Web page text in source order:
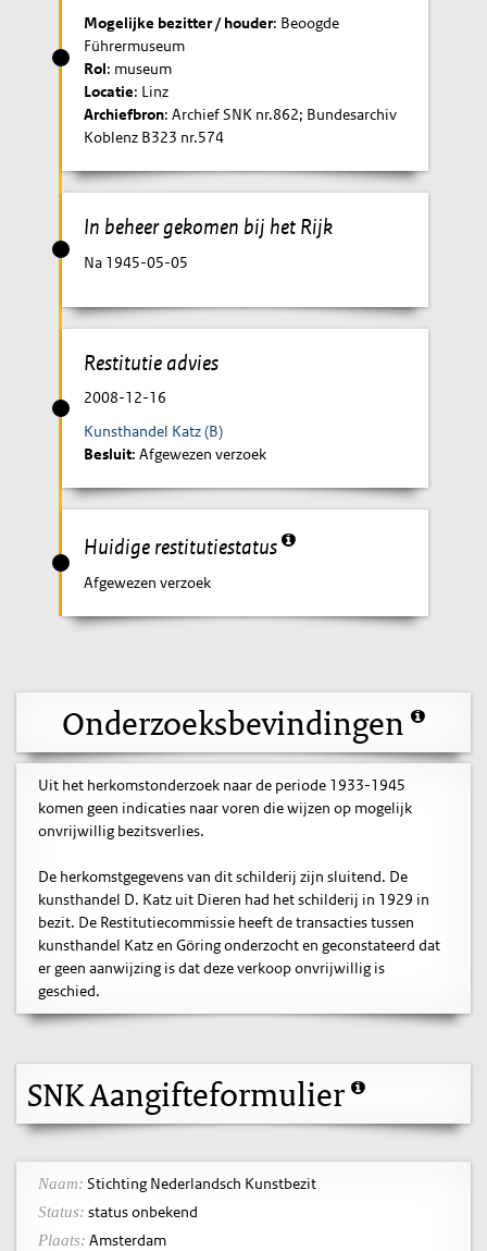
Mogelijke bezitter / houder: Beoogde
Führermuseum
Rol: museum
Locatie: Linz
Archiefbron: Archief SNK nr.862; Bundesarchiv
Koblenz B323 nr.574
In beheer gekomen bij het Rijk
Na 1945-05-05
Restitutie advies
2008-12-16
Kunsthandel Katz (B)
Besluit: Afgewezen verzoek
Huidige restitutiestatus
Afgewezen verzoek
Onderzoeksbevindingen
Uit het herkomstonderzoek naar de periode 1933-1945
komen geen indicaties naar voren die wijzen op mogelijk
onvrijwillig bezitsverlies.
De herkomstgegevens van dit schilderij zijn sluitend. De
kunsthandel D. Katz uit Dieren had het schilderij in 1929 in
bezit. De Restitutiecommissie heeft de transacties tussen
kunsthandel Katz en Göring onderzocht en geconstateerd dat
er geen aanwijzing is dat deze verkoop onvrijwillig is
geschied.
SNK Aangifteformulier
Naam: Stichting Nederlandsch Kunstbezit
Status: status onbekend
Plaats: Amsterdam